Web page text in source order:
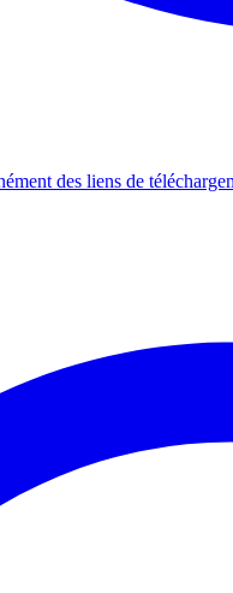
des liens de